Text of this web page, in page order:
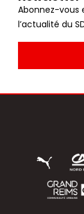
Abonnez-vous
l’actualité du